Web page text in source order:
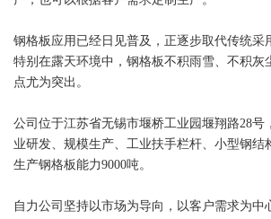
钢格板应用已经日见普及，正逐步取代传统采
特别在露天环境中，钢格板不积雨雪、不积灰
点尤为突出。
公司位于江苏省无锡市堰桥工业园堰翔路28号
业研发、规模生产、工业扶手栏杆、小型钢结
生产钢格板能力9000吨。
自力公司坚持以市场为导向，以客户需求为中